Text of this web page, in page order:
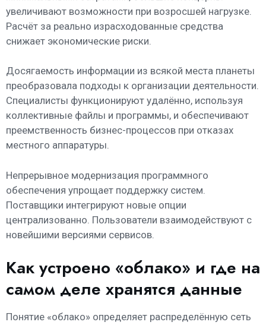
увеличивают возможности при возросшей нагрузке.
Расчёт за реально израсходованные средства
снижает экономические риски.
Досягаемость информации из всякой места планеты
преобразовала подходы к организации деятельности.
Специалисты функционируют удалённо, используя
коллективные файлы и программы, и обеспечивают
преемственность бизнес-процессов при отказах
местного аппаратуры.
Непрерывное модернизация программного
обеспечения упрощает поддержку систем.
Поставщики интегрируют новые опции
централизованно. Пользователи взаимодействуют с
новейшими версиями сервисов.
Как устроено «облако» и где на
самом деле хранятся данные
Понятие «облако» определяет распределённую сеть